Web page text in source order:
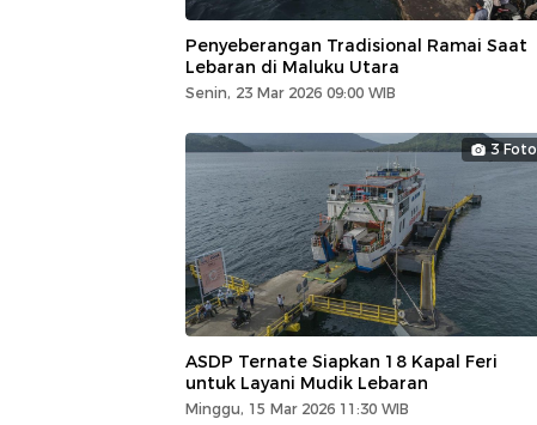
Penyeberangan Tradisional Ramai Saat
Lebaran di Maluku Utara
Senin, 23 Mar 2026 09:00 WIB
3 Foto
ASDP Ternate Siapkan 18 Kapal Feri
untuk Layani Mudik Lebaran
Minggu, 15 Mar 2026 11:30 WIB